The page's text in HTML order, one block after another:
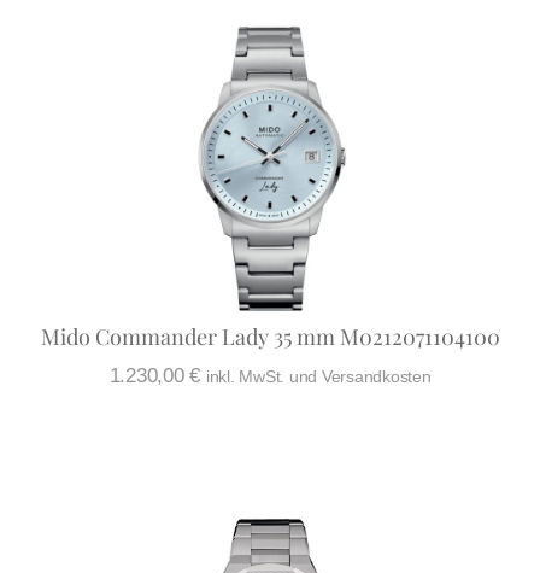
Mido Commander Lady 35 mm M0212071104100
1.230,00€ inkl. MwSt. und Versandkosten